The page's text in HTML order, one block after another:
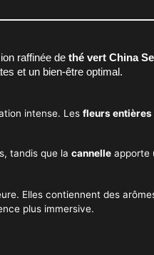
raffinée de thé vert China
et un bien-être optimal.
intense. Les fleurs entières
tandis que la cannelleapporte
Elles contiennent des
plus immersive.